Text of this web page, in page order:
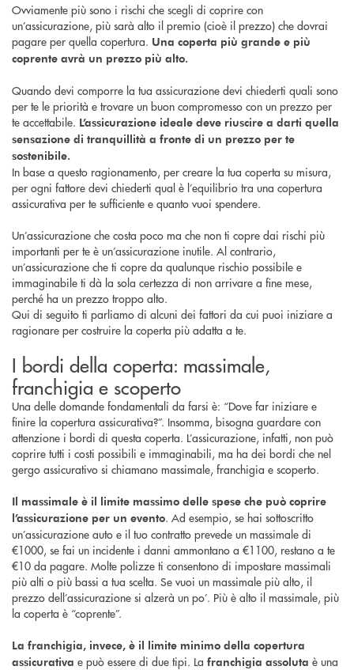
Ovviamente più sono i rischi che scegli di coprire con
un’assicurazione, più sarà alto il premio (cioè il prezzo) che dovrai
pagare per quella copertura. Una coperta più grande e più
coprente avrà un prezzo più alto.
Quando devi comporre la tua assicurazione devi chiederti quali sono
per te le priorità e trovare un buon compromesso con un prezzo per
te accettabile. L’assicurazione ideale deve riuscire a darti quella
sensazione di tranquillità a fronte di un prezzo per te
sostenibile.
In base a questo ragionamento, per creare la tua coperta su misura,
per ogni fattore devi chiederti qual è l’equilibrio tra una copertura
assicurativa per te sufficiente e quanto vuoi spendere.
Un’assicurazione che costa poco ma che non ti copre dai rischi più
importanti per te è un’assicurazione inutile. Al contrario,
un’assicurazione che ti copre da qualunque rischio possibile e
immaginabile ti dà la sola certezza di non arrivare a fine mese,
perché ha un prezzo troppo alto.
Qui di seguito ti parliamo di alcuni dei fattori da cui puoi iniziare a
ragionare per costruire la coperta più adatta a te.
I bordi della coperta: massimale,
franchigia e scoperto
Una delle domande fondamentali da farsi è: “Dove far iniziare e
finire la copertura assicurativa?”. Insomma, bisogna guardare con
attenzione i bordi di questa coperta. L’assicurazione, infatti, non può
coprire tutti i costi possibili e immaginabili, ma ha dei bordi che nel
gergo assicurativo si chiamano massimale, franchigia e scoperto.
Il massimale è il limite massimo delle spese che può coprire
l’assicurazione per un evento. Ad esempio, se hai sottoscritto
un’assicurazione auto e il tuo contratto prevede un massimale di
€1000, se fai un incidente i danni ammontano a €1100, restano a te
€10 da pagare. Molte polizze ti consentono di impostare massimali
più alti o più bassi a tua scelta. Se vuoi un massimale più alto, il
prezzo dell’assicurazione si alzerà un po’. Più è alto il massimale, più
la coperta è “coprente”.
La franchigia, invece, è il limite minimo della copertura
assicurativa e può essere di due tipi. La franchigia assoluta è una